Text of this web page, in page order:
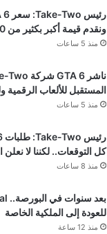
ونقدم قيمة أكبر بكثير من 80 دولارًا
منذ 5 ساعات
المستقبل للألعاب
منذ 5 ساعات
كل التوقعات.. لكننا لا نعلن
منذ 8 ساعات
للعودة إلى الملكية الخاصة
منذ 12 ساعة